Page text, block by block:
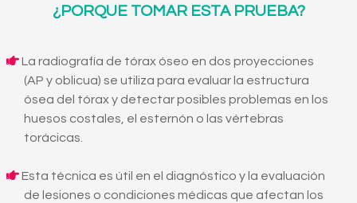
¿PORQUE TOMAR ESTA PRUEBA?
La radiografía de tórax óseo en dos proyecciones
(AP y oblicua) se utiliza para evaluar la estructura
ósea del tórax y detectar posibles problemas en los
huesos costales, el esternón o las vértebras
torácicas.
Esta técnica es útil en el diagnóstico y la evaluación
de lesiones o condiciones médicas que afectan los